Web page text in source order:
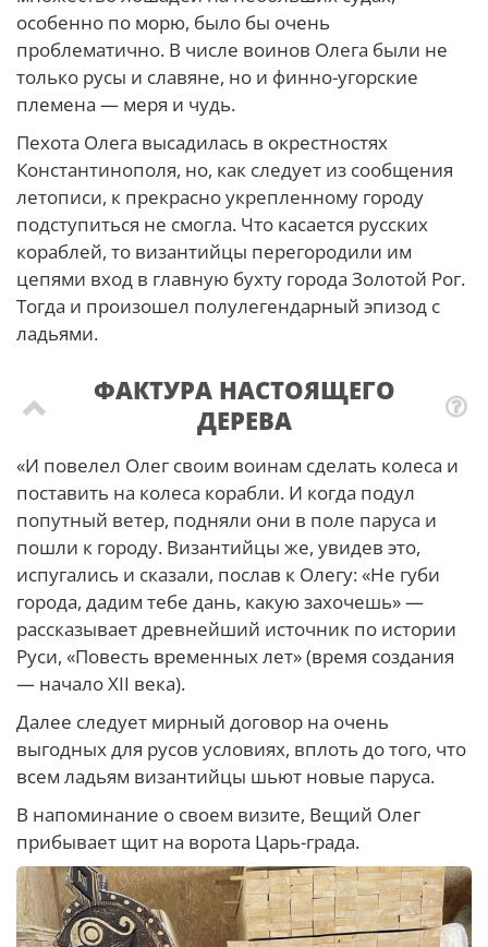
особенно по морю, было бы очень
проблематично. В числе воинов Олега были не
только русы и славяне, но и финно-угорские
племена — меря и чудь.
Пехота Олега высадилась в окрестностях
Константинополя, но, как следует из сообщения
летописи, к прекрасно укрепленному городу
подступиться не смогла. Что касается русских
кораблей, то византийцы перегородили им
цепями вход в главную бухту города Золотой Рог.
Тогда и произошел полулегендарный эпизод с
ладьями.
ФАКТУРА НАСТОЯЩЕГО
ДЕРЕВА
«И повелел Олег своим воинам сделать колеса и
поставить на колеса корабли. И когда подул
попутный ветер, подняли они в поле паруса и
пошли к городу. Византийцы же, увидев это,
испугались и сказали, послав к Олегу: «Не губи
города, дадим тебе дань, какую захочешь» —
рассказывает древнейший источник по истории
Руси, «Повесть временных лет» (время создания
— начало XII века).
Далее следует мирный договор на очень
выгодных для русов условиях, вплоть до того, что
всем ладьям византийцы шьют новые паруса.
В напоминание о своем визите, Вещий Олег
прибывает щит на ворота Царь-града.